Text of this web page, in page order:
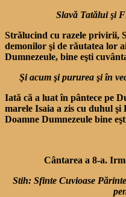
Slavă Tatălui şi
Strălucind cu razele privirii,
demonilor şi de răutatea lor
Dumnezeule, bine eşti
Şi acum şi pururea şi în
Iată că a luat în pântece pe
marele Isaia a zis cu duhul
Doamne Dumnezeule bine
Cântarea a 8-a.
Stih: Sfinte Cuvioase